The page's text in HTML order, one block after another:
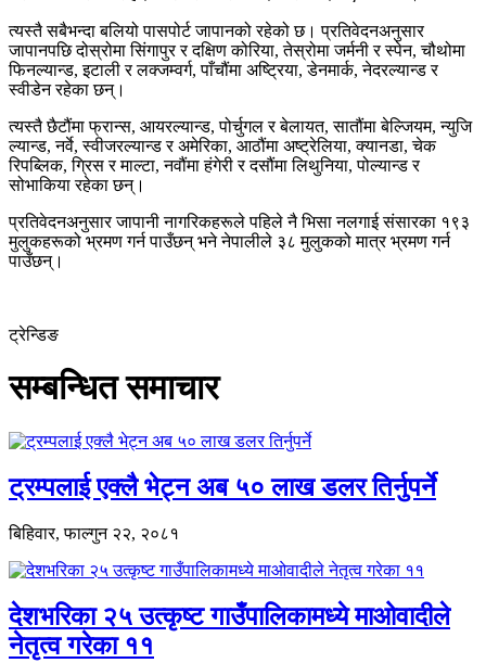
त्यस्तै सबैभन्दा बलियो पासपोर्ट जापानको रहेको छ। प्रतिवेदनअनुसार
जापानपछि दोस्रोमा सिंगापुर र दक्षिण कोरिया, तेस्रोमा जर्मनी र स्पेन, चौथोमा
फिनल्यान्ड, इटाली र लक्जम्वर्ग, पाँचौंमा अष्ट्रिया, डेनमार्क, नेदरल्यान्ड र
स्वीडेन रहेका छन्।
त्यस्तै छैटौंमा फ्रान्स, आयरल्यान्ड, पोर्चुगल र बेलायत, सातौंमा बेल्जियम, न्युजि
ल्यान्ड, नर्वे, स्वीजरल्यान्ड र अमेरिका, आठौंमा अष्ट्रेलिया, क्यानडा, चेक
रिपब्लिक, ग्रिस र माल्टा, नवौंमा हंगेरी र दसौंमा लिथुनिया, पोल्यान्ड र
सोभाकिया रहेका छन्।
प्रतिवेदनअनुसार जापानी नागरिकहरूले पहिले नै भिसा नलगाई संसारका १९३
मुलुकहरूको भ्रमण गर्न पाउँछन् भने नेपालीले ३८ मुलुकको मात्र भ्रमण गर्न
पाउँछन्।
ट्रेन्डिङ
सम्बन्धित समाचार
ट्रम्पलाई एक्लै भेट्न अब ५० लाख डलर तिर्नुपर्ने
बिहिवार, फाल्गुन २२, २०८१
देशभरिका २५ उत्कृष्ट गाउँपालिकामध्ये माओवादीले
नेतृत्व गरेका ११